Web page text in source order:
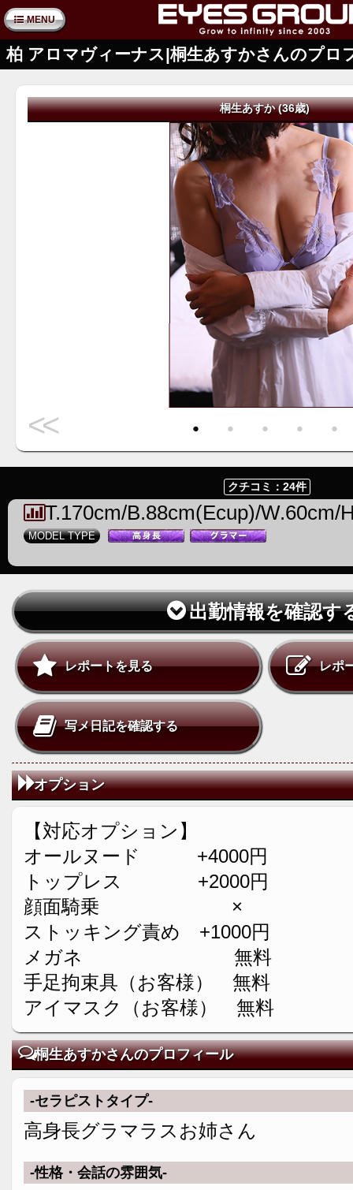
MENU
柏 アロマヴィーナス|桐生あすかさんのプロ
桐生あすか (36歳)
<< ・ ・ ・ ・ ・
クチコミ：24件
T.170cm/B.88cm(Ecup)/W.60cm/
MODEL TYPE
出勤情報を確認す
レポートを見る レポ
写メ日記を確認する
オプション
【対応オプション】
オールヌード +4000円
トップレス +2000円
顔面騎乗 ×
ストッキング責め +1000円
メガネ 無料
手足拘束具（お客様） 無料
アイマスク（お客様） 無料
桐生あすかさんのプロフィール
-セラピストタイプ-
高身長グラマラスお姉さん
-性格・会話の雰囲気-